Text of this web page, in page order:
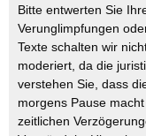
Bitte entwerten Sie
Verunglimpfungen
Texte schalten wir
moderiert, da die
verstehen Sie, dass
morgens Pause
zeitlichen